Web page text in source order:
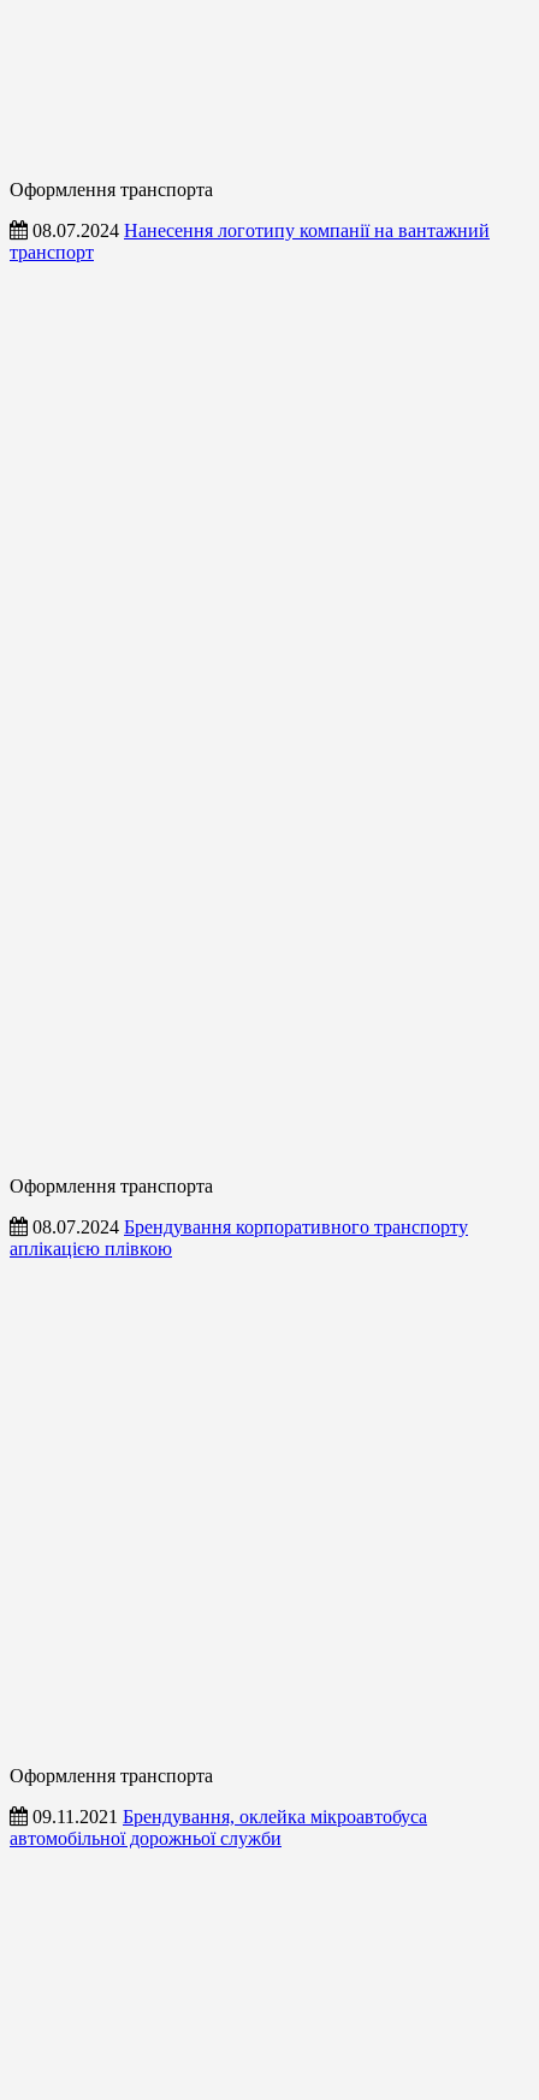
Оформлення транспорта
08.07.2024 Нанесення логотипу компанії на вантажний
транспорт
Оформлення транспорта
08.07.2024 Брендування корпоративного транспорту
аплікацією плівкою
Оформлення транспорта
09.11.2021 Брендування, оклейка мікроавтобуса
автомобільної дорожньої служби